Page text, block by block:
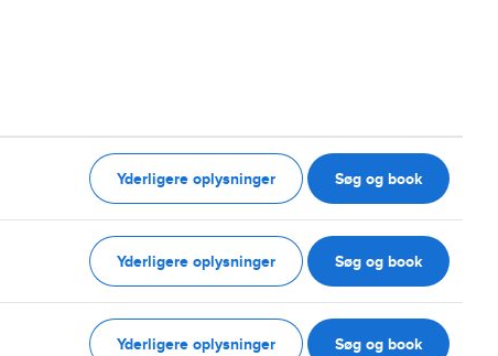
Yderligere oplysninger Søg og book
Yderligere oplysninger Søg og book
Yderligere oplysninger Søg og book